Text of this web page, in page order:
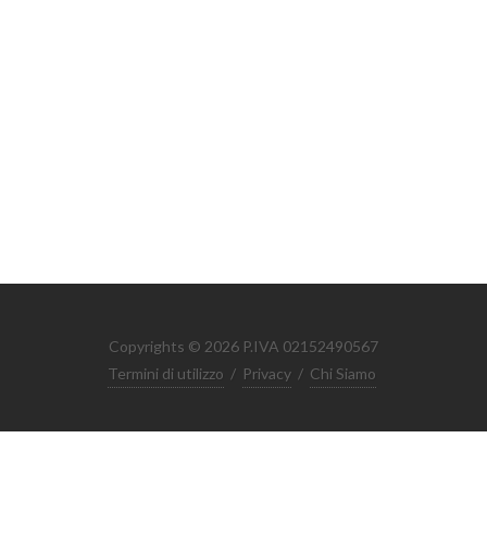
Copyrights © 2026 P.IVA 02152490567
Termini di utilizzo / Privacy / Chi Siamo